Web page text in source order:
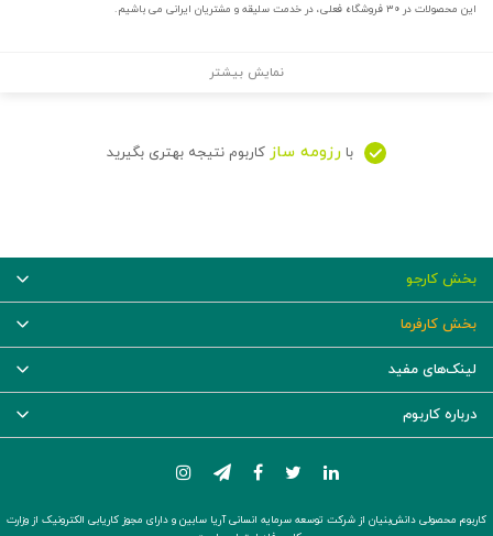
این محصولات در ۳۰ فروشگاه فعلی، در خدمت سلیقه و مشتریان ایرانی می باشیم.
نمایش بیشتر
با رزومه ساز کاربوم نتیجه بهتری بگیرید
بخش کارجو
بخش کارفرما
لینک‌های مفید
درباره کاربوم
کاربوم محصولی دانش‌بنیان از شرکت توسعه سرمایه انسانی آریا سابین و دارای مجوز کاریابی الکترونیک از وزارت